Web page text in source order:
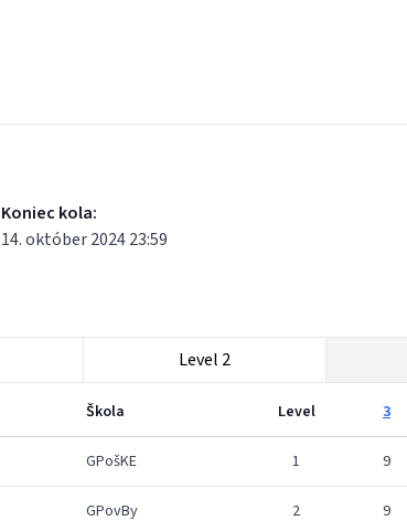
Koniec kola:
14. október 2024 23:59
Level 2
Škola Level 3
GPošKE 1 9
GPovBy 2 9